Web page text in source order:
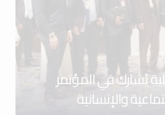
يُشارك في المؤتمر
والإنسانية